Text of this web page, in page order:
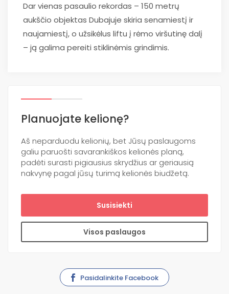
Dar vienas pasaulio rekordas – 150 metrų
aukščio objektas Dubajuje skiria senamiestį ir
naujamiestį, o užsikėlus liftu į rėmo viršutinę dalį
– ją galima pereiti stiklinėmis grindimis.
Planuojate kelionę?
Aš neparduodu kelionių, bet Jūsų paslaugoms
galiu paruošti savarankiškos kelionės planą,
padėti surasti pigiausius skrydžius ar geriausią
nakvynę pagal jūsų turimą kelionės biudžetą.
Susisiekti
Visos paslaugos
Pasidalinkite Facebook